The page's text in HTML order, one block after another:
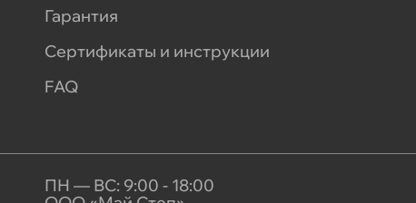
Гарантия
Сертификаты и инструкции
FAQ
ПН — ВС: 9:00 - 18:00